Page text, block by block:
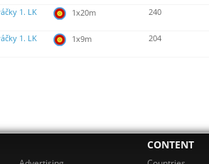
1. LK
1x20m 240
1. LK
1x9m 204
CONTENT